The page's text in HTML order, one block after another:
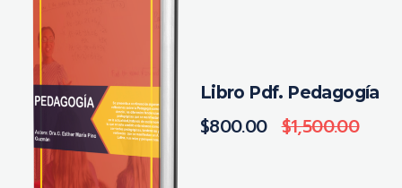
Libro Pdf. Pedagogía
$800.00 $1,500.00